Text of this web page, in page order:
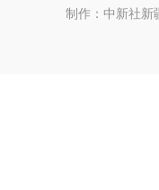
制作：中新社